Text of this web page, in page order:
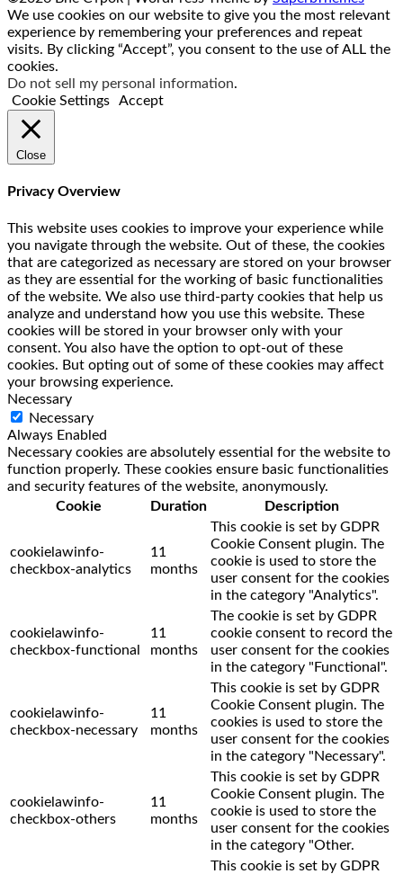
We use cookies on our website to give you the most relevant
experience by remembering your preferences and repeat
visits. By clicking “Accept”, you consent to the use of ALL the
cookies.
Do not sell my personal information.
Cookie Settings
Accept
Close
Privacy Overview
This website uses cookies to improve your experience while
you navigate through the website. Out of these, the cookies
that are categorized as necessary are stored on your browser
as they are essential for the working of basic functionalities
of the website. We also use third-party cookies that help us
analyze and understand how you use this website. These
cookies will be stored in your browser only with your
consent. You also have the option to opt-out of these
cookies. But opting out of some of these cookies may affect
your browsing experience.
Necessary
Necessary
Always Enabled
Necessary cookies are absolutely essential for the website to
function properly. These cookies ensure basic functionalities
and security features of the website, anonymously.
Cookie
Duration Description
cookielawinfo-
checkbox-analytics
11
months
This cookie is set by GDPR
Cookie Consent plugin. The
cookie is used to store the
user consent for the cookies
in the category "Analytics".
cookielawinfo-
checkbox-functional
11
months
The cookie is set by GDPR
cookie consent to record the
user consent for the cookies
in the category "Functional".
cookielawinfo-
checkbox-necessary
11
months
This cookie is set by GDPR
Cookie Consent plugin. The
cookies is used to store the
user consent for the cookies
in the category "Necessary".
cookielawinfo-
checkbox-others
11
months
This cookie is set by GDPR
Cookie Consent plugin. The
cookie is used to store the
user consent for the cookies
in the category "Other.
This cookie is set by GDPR